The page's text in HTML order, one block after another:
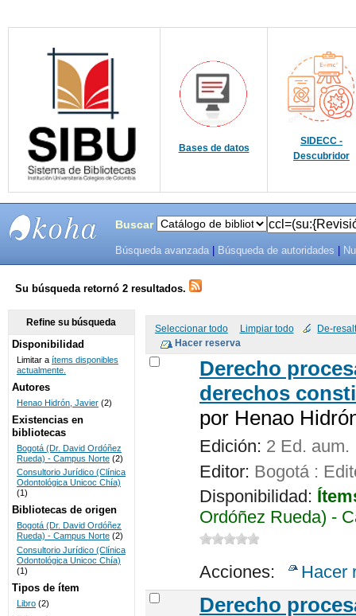
Bases de datos
SIDECC -
Descubridor
SISTEMAS
DE
BIBLIOTECAS
UNICOC
Buscar
Búsqueda avanzada Búsqueda de autoridades
Su búsqueda retornó 2 resultados.
Seleccionar todo Limpiar todo De-
Derecho
derechos
por Henao
Edición: 2 Ed. aum.
Editor: Bogotá :
Disponibilidad:
Ordóñez Rueda) -
Acciones: Hacer
Derecho
Refine su búsqueda
Disponibilidad
Limitar a ítems disponibles
actualmente.
Autores
Henao Hidrón, Javier (2)
Existencias en
bibliotecas
Bogotá (Dr. David Ordóñez
Rueda) - Campus Norte (2)
Consultorio Jurídico (Clínica
Odontológica Unicoc Chía)
(1)
Bibliotecas de origen
Bogotá (Dr. David Ordóñez
Rueda) - Campus Norte (2)
Consultorio Jurídico (Clínica
Odontológica Unicoc Chía)
(1)
Tipos de ítem
Libro (2)